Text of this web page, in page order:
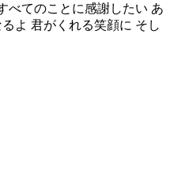
べてのことに感謝したい あ
よ 君がくれる笑顔に そし